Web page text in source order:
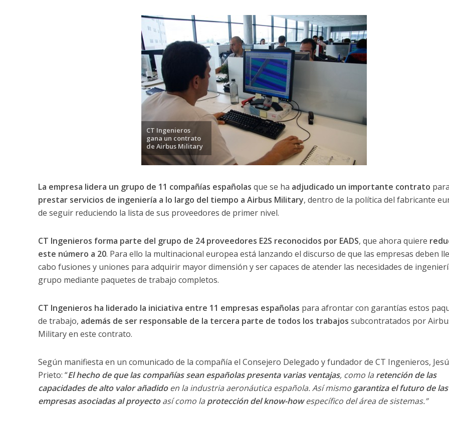
CT Ingenieros
gana un contrato
de Airbus Military
La empresa lidera un grupo de 11 compañías españolas que se ha adjudicado un importante contrato
prestar servicios de ingeniería a lo largo del tiempo a Airbus Military, dentro de la política del fabricante
de seguir reduciendo la lista de sus proveedores de primer nivel.
CT Ingenieros forma parte del grupo de 24 proveedores E2S reconocidos por EADS, que ahora quiere
este número a 20. Para ello la multinacional europea está lanzando el discurso de que las empresas deben
cabo fusiones y uniones para adquirir mayor dimensión y ser capaces de atender las necesidades de
grupo mediante paquetes de trabajo completos.
CT Ingenieros ha liderado la iniciativa entre 11 empresas españolas para afrontar con garantías estos
de trabajo, además de ser responsable de la tercera parte de todos los trabajos subcontratados por
Military en este contrato.
Según manifiesta en un comunicado de la compañía el Consejero Delegado y fundador de CT Ingenieros,
Prieto: “El hecho de que las compañías sean españolas presenta varias ventajas, como la retención de las
capacidades de alto valor añadidoen la industria aeronáutica española. Así mismo garantiza el futuro de las
empresas asociadas al proyectoasí como laprotección del know-howespecífico del área de sistemas.”